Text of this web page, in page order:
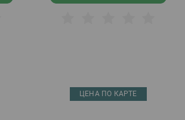
ЦЕНА ПО КАРТЕ